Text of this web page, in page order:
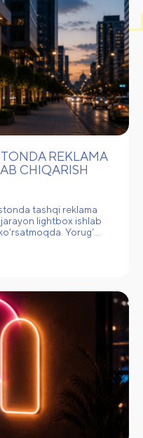
REKLAMA
CHIQARISH
tashqi reklama
lightbox ishlab
Yorug‘…